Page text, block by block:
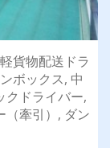
貨物配送ドラ
ボックス, 中
クドライバー,
（牽引）, ダン